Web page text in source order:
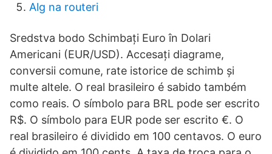
Alg na routeri
Sredstva bodo Schimbați Euro în Dolari
Americani (EUR/USD). Accesați diagrame,
conversii comune, rate istorice de schimb și
multe altele. O real brasileiro é sabido também
como reais. O símbolo para BRL pode ser escrito
R$. O símbolo para EUR pode ser escrito €. O
real brasileiro é dividido em 100 centavos. O euro